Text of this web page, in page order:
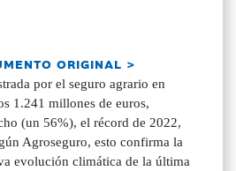
ORIGINAL >
por el seguro agrario en
1.241 millones de euros,
(un 56%), el récord de 2022,
Agroseguro, esto confirma la
evolución climática de la última